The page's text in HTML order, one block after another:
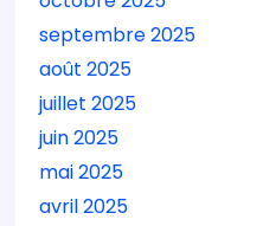
septembre 2025
août 2025
juillet 2025
juin 2025
mai 2025
avril 2025